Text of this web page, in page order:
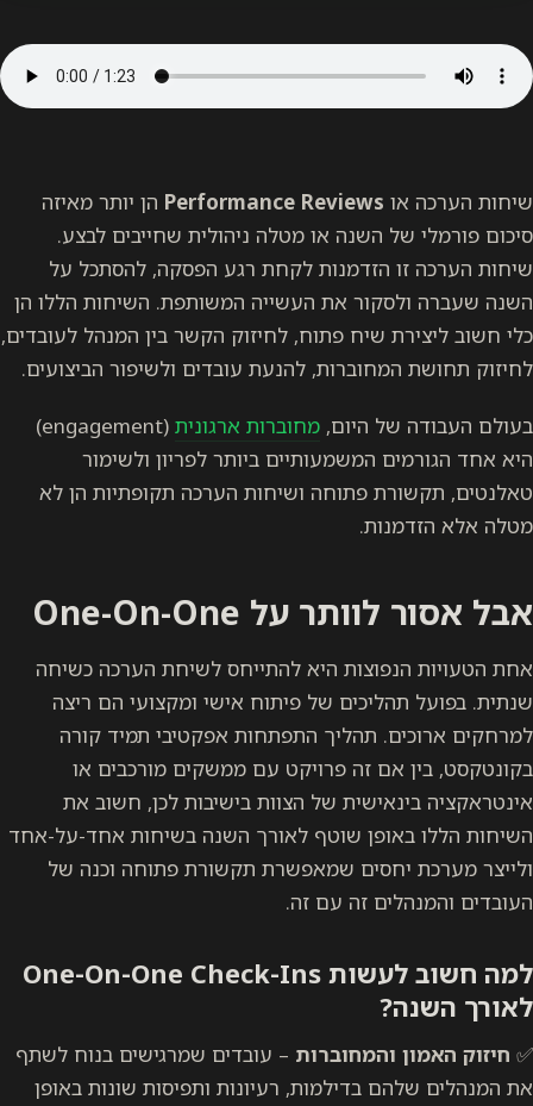
שיחות הערכה או Performance Reviews הן יותר מאיזה
סיכום פורמלי של השנה או מטלה ניהולית שחייבים לבצע.
שיחות הערכה זו הזדמנות לקחת רגע הפסקה, להסתכל על
השנה שעברה ולסקור את העשייה המשותפת. השיחות הללו הן
כלי חשוב ליצירת שיח פתוח, לחיזוק הקשר בין המנהל לעובדים,
לחיזוק תחושת המחוברות, להנעת עובדים ולשיפור הביצועים.
בעולם העבודה של היום, מחוברות ארגונית
(engagement)
היא אחד הגורמים המשמעותיים ביותר לפריון ולשימור
טאלנטים, תקשורת פתוחה ושיחות הערכה תקופתיות הן לא
מטלה אלא הזדמנות.
אבל אסור לוותר על One-On-One
אחת הטעויות הנפוצות היא להתייחס לשיחת הערכה כשיחה
שנתית. בפועל תהליכים של פיתוח אישי ומקצועי הם ריצה
למרחקים ארוכים. תהליך התפתחות אפקטיבי תמיד קורה
בקונטקסט, בין אם זה פרויקט עם ממשקים מורכבים או
אינטראקציה בינאישית של הצוות בישיבות לכן, חשוב את
השיחות הללו באופן שוטף לאורך השנה בשיחות אחד-על-אחד
ולייצר מערכת יחסים שמאפשרת תקשורת פתוחה וכנה של
העובדים והמנהלים זה עם זה.
למה חשוב לעשות One-On-One Check-Ins
לאורך השנה?
✅ חיזוק האמון והמחוברות – עובדים שמרגישים בנוח לשתף
את המנהלים שלהם בדילמות, רעיונות ותפיסות שונות באופן